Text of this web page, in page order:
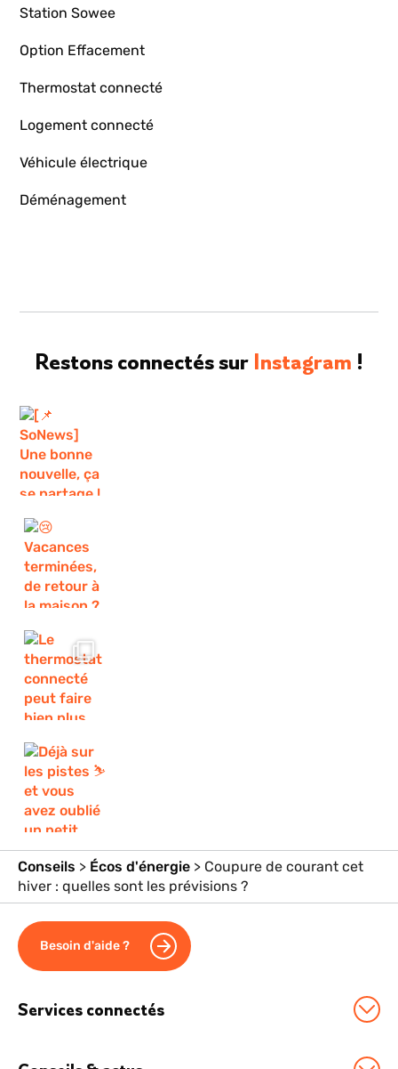
Station Sowee
Option Effacement
Thermostat connecté
Logement connecté
Véhicule électrique
Déménagement
Restons connectés sur Instagram !
Conseils > Écos d'énergie > Coupure de courant cet
hiver : quelles sont les prévisions ?
Besoin d'aide ?
Services connectés